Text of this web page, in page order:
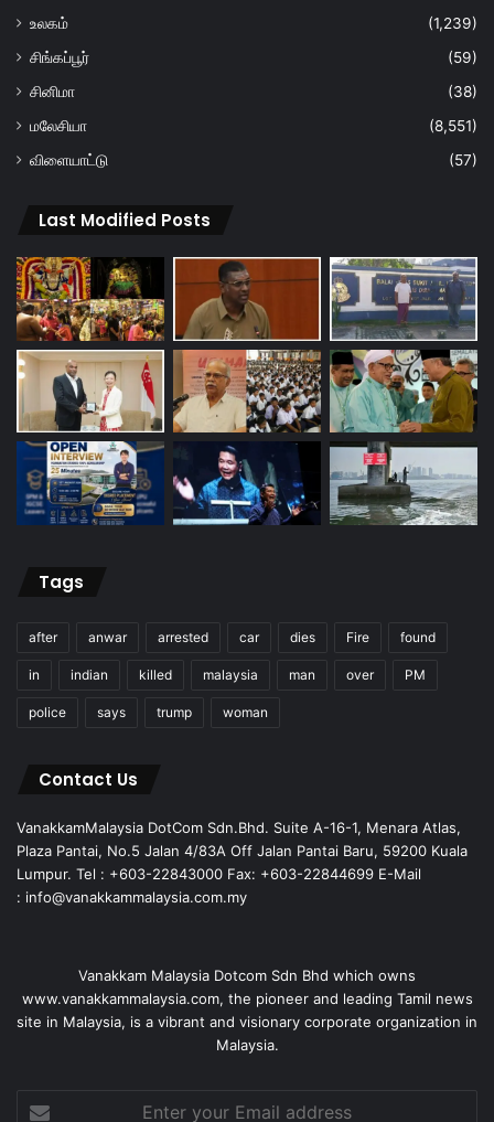
உலகம்
(1,239)
சிங்கப்பூர்
(59)
சினிமா
(38)
மலேசியா
(8,551)
விளையாட்டு
(57)
Last Modified Posts
Tags
after anwar arrested car dies Fire found
in indian killed malaysia man over PM
police says trump woman
Contact Us
VanakkamMalaysia DotCom Sdn.Bhd. Suite A-16-1, Menara Atlas,
Plaza Pantai, No.5 Jalan 4/83A Off Jalan Pantai Baru, 59200 Kuala
Lumpur. Tel : +603-22843000 Fax: +603-22844699 E-Mail
: info@vanakkammalaysia.com.my
Vanakkam Malaysia Dotcom Sdn Bhd which owns
www.vanakkammalaysia.com, the pioneer and leading Tamil news
site in Malaysia, is a vibrant and visionary corporate organization in
Malaysia.